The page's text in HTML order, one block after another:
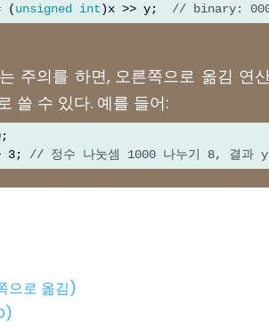
(unsigned int)x >> y; // binary:
주의를 하면, 오른쪽으로 옮김 연
쓸 수 있다. 예를 들어:
3; // 정수 나눗셈 1000 나누기 8, 결과
으로 옮김)